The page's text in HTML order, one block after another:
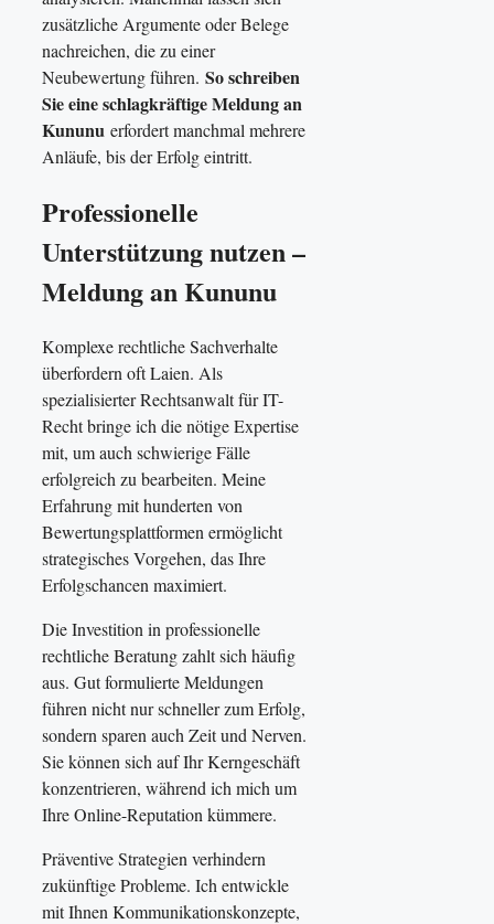
zusätzliche Argumente oder Belege
nachreichen, die zu einer
Neubewertung führen. So schreiben
Sie eine schlagkräftige Meldung an
Kununu erfordert manchmal mehrere
Anläufe, bis der Erfolg eintritt.
Professionelle
Unterstützung nutzen –
Meldung an Kununu
Komplexe rechtliche Sachverhalte
überfordern oft Laien. Als
spezialisierter Rechtsanwalt für IT-
Recht bringe ich die nötige Expertise
mit, um auch schwierige Fälle
erfolgreich zu bearbeiten. Meine
Erfahrung mit hunderten von
Bewertungsplattformen ermöglicht
strategisches Vorgehen, das Ihre
Erfolgschancen maximiert.
Die Investition in professionelle
rechtliche Beratung zahlt sich häufig
aus. Gut formulierte Meldungen
führen nicht nur schneller zum Erfolg,
sondern sparen auch Zeit und Nerven.
Sie können sich auf Ihr Kerngeschäft
konzentrieren, während ich mich um
Ihre Online-Reputation kümmere.
Präventive Strategien verhindern
zukünftige Probleme. Ich entwickle
mit Ihnen Kommunikationskonzepte,